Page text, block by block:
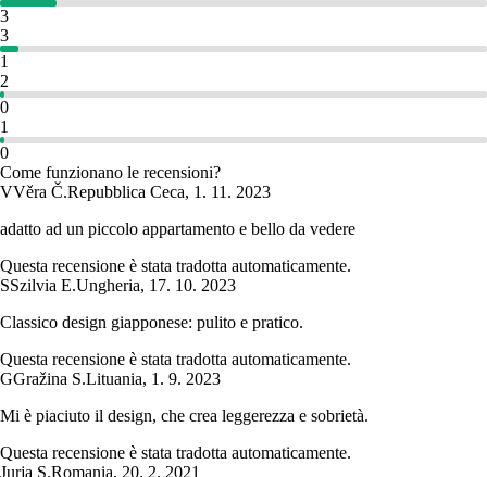
3
3
1
2
0
1
0
Come funzionano le recensioni?
VVěra Č.Repubblica Ceca, 1. 11. 2023
adatto ad un piccolo appartamento e bello da vedere
Questa recensione è stata tradotta automaticamente.
SSzilvia E.Ungheria, 17. 10. 2023
Classico design giapponese: pulito e pratico.
Questa recensione è stata tradotta automaticamente.
GGražina S.Lituania, 1. 9. 2023
Mi è piaciuto il design, che crea leggerezza e sobrietà.
Questa recensione è stata tradotta automaticamente.
Jurja S.Romania, 20. 2. 2021